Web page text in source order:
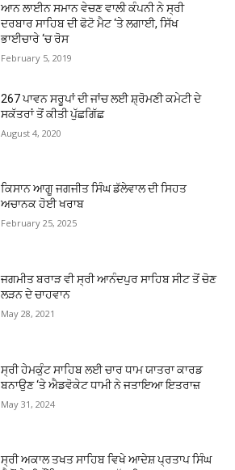
ਆਨ ਲਾਈਨ ਸਮਾਨ ਵੇਚਣ ਵਾਲੀ ਕੰਪਨੀ ਨੇ ਸ੍ਰੀ
ਦਰਬਾਰ ਸਾਹਿਬ ਦੀ ਫੋਟੋ ਮੈਟ ‘ਤੇ ਲਗਾਈ, ਸਿੱਖ
ਭਾਈਚਾਰੇ ‘ਚ ਰੋਸ
February 5, 2019
267 ਪਾਵਨ ਸਰੂਪਾਂ ਦੀ ਜਾਂਚ ਲਈ ਸ਼੍ਰੋਮਣੀ ਕਮੇਟੀ ਦੇ
ਸਕੱਤਰਾਂ ਤੋਂ ਕੀਤੀ ਪੁੱਛਗਿੱਛ
August 4, 2020
ਕਿਸਾਨ ਆਗੂ ਜਗਜੀਤ ਸਿੰਘ ਡੱਲੇਵਾਲ ਦੀ ਸਿਹਤ
ਅਚਾਨਕ ਹੋਈ ਖਰਾਬ
February 25, 2025
ਜਗਮੀਤ ਬਰਾੜ ਵੀ ਸ੍ਰੀ ਆਨੰਦਪੁਰ ਸਾਹਿਬ ਸੀਟ ਤੋਂ ਚੋਣ
ਲੜਨ ਦੇ ਚਾਹਵਾਨ
May 28, 2021
ਸ੍ਰੀ ਹੇਮਕੁੰਟ ਸਾਹਿਬ ਲਈ ਚਾਰ ਧਾਮ ਯਾਤਰਾ ਕਾਰਡ
ਬਨਾਉਣ ‘ਤੇ ਐਡਵੋਕੇਟ ਧਾਮੀ ਨੇ ਜਤਾਇਆ ਇਤਰਾਜ਼
May 31, 2024
ਸ੍ਰੀ ਅਕਾਲ ਤਖਤ ਸਾਹਿਬ ਵਿਖੇ ਆਦੇਸ਼ ਪ੍ਰਤਾਪ ਸਿੰਘ